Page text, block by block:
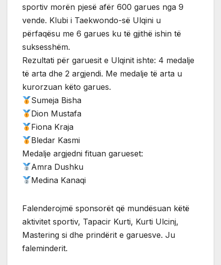
sportiv morën pjesë afër 600 garues nga 9
vende. Klubi i Taekwondo-së Ulqini u
përfaqësu me 6 garues ku të gjithë ishin të
suksesshëm.
Rezultati për garuesit e Ulqinit ishte: 4 medalje
të arta dhe 2 argjendi. Me medalje të arta u
kurorzuan këto garues.
Sumeja Bisha
Dion Mustafa
Fiona Kraja
Bledar Kasmi
Medalje argjedni fituan garueset:
Amra Dushku
Medina Kanaqi
Falenderojmë sponsorët që mundësuan këtë
aktivitet sportiv, Tapacir Kurti, Kurti Ulcinj,
Mastering si dhe prindërit e garuesve. Ju
faleminderit.